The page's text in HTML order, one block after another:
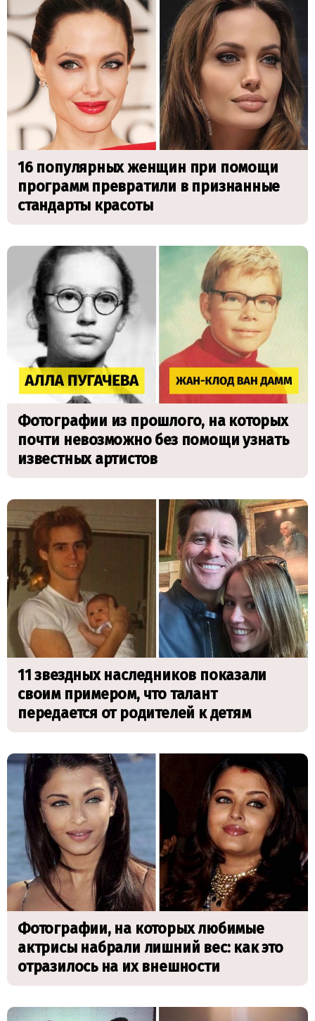
16 популярных женщин при помощи
программ превратили в признанные
стандарты красоты
Фотографии из прошлого, на которых
почти невозможно без помощи узнать
известных артистов
11 звездных наследников показали
своим примером, что талант
передается от родителей к детям
Фотографии, на которых любимые
актрисы набрали лишний вес: как это
отразилось на их внешности